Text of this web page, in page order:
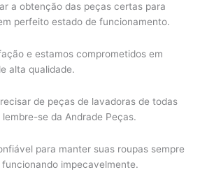
a obtenção das peças certas para
perfeito estado de funcionamento.
e estamos comprometidos em
alta qualidade.
de peças de lavadoras de todas
se da Andrade Peças.
para manter suas roupas sempre
impecavelmente.